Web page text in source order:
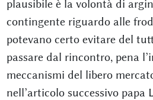
plausibile è la volontà di
contingente riguardo alle
potevano certo evitare del
passare dal rincontro, pena
meccanismi del libero
nell’articolo successivo papa